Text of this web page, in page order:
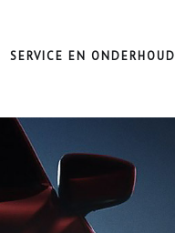
SERVICE EN ONDERHOUD